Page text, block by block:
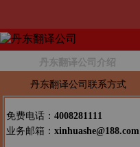
丹东翻译公司介绍
丹东翻译公司联系方式
免费电话： 4008281111
业务邮箱： xinhuashe@188.com